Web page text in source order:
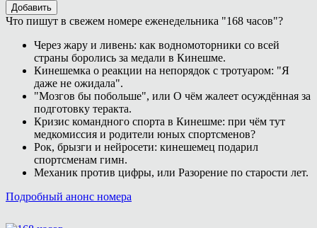
Добавить
Что пишут в свежем номере еженедельника "168 часов"?
Через жару и ливень: как водномоторники со всей
страны боролись за медали в Кинешме.
Кинешемка о реакции на непорядок с тротуаром: "Я
даже не ожидала".
"Мозгов бы побольше", или О чём жалеет осуждённая за
подготовку теракта.
Кризис командного спорта в Кинешме: при чём тут
медкомиссия и родители юных спортсменов?
Рок, брызги и нейросети: кинешемец подарил
спортсменам гимн.
Механик против цифры, или Разорение по старости лет.
Подробный анонс номера